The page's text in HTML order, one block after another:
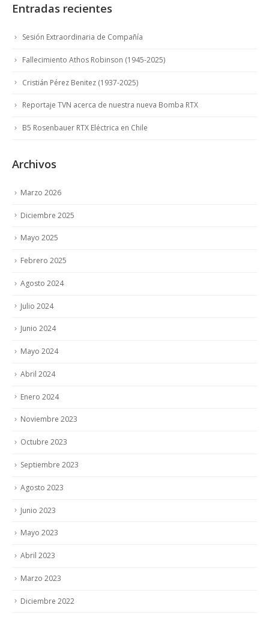
Entradas recientes
Sesión Extraordinaria de Compañía
Fallecimiento Athos Robinson (1945-2025)
Cristián Pérez Benitez (1937-2025)
Reportaje TVN acerca de nuestra nueva Bomba RTX
B5 Rosenbauer RTX Eléctrica en Chile
Archivos
Marzo 2026
Diciembre 2025
Mayo 2025
Febrero 2025
Agosto 2024
Julio 2024
Junio 2024
Mayo 2024
Abril 2024
Enero 2024
Noviembre 2023
Octubre 2023
Septiembre 2023
Agosto 2023
Junio 2023
Mayo 2023
Abril 2023
Marzo 2023
Diciembre 2022